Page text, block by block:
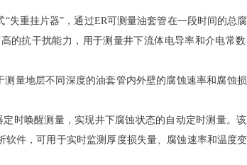
失重挂片器”，通过ER可测量油套管在一段时间的总
的抗干扰能力，用于测量井下流体电导率和介电常
量地层不同深度的油套管内外壁的腐蚀速率和腐蚀
时唤醒测量，实现井下腐蚀状态的自动定时测量。
件，可用于实时监测厚度损失量、腐蚀速率和温度